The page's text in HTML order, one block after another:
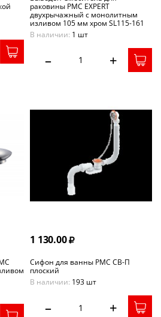
раковины РМС EXPERT
двухрычажный с монолитным
изливом 105 мм хром SL115-161
В наличии: 1 шт
– +
1 130.00
Сифон для ванны РМС СВ-П
плоский
В наличии: 193 шт
– +